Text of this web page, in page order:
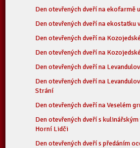
Den otevřených dveří na ekofarmě
Den otevřených dveří na ekostatku
Den otevřených dveří na
Den otevřených dveří na
Den otevřených dveří na
Den otevřených dveří na
Strání
Den otevřených dveří na Veselém
Den otevřených dveří s
Horní Lidči
Den otevřených dveří s předáním